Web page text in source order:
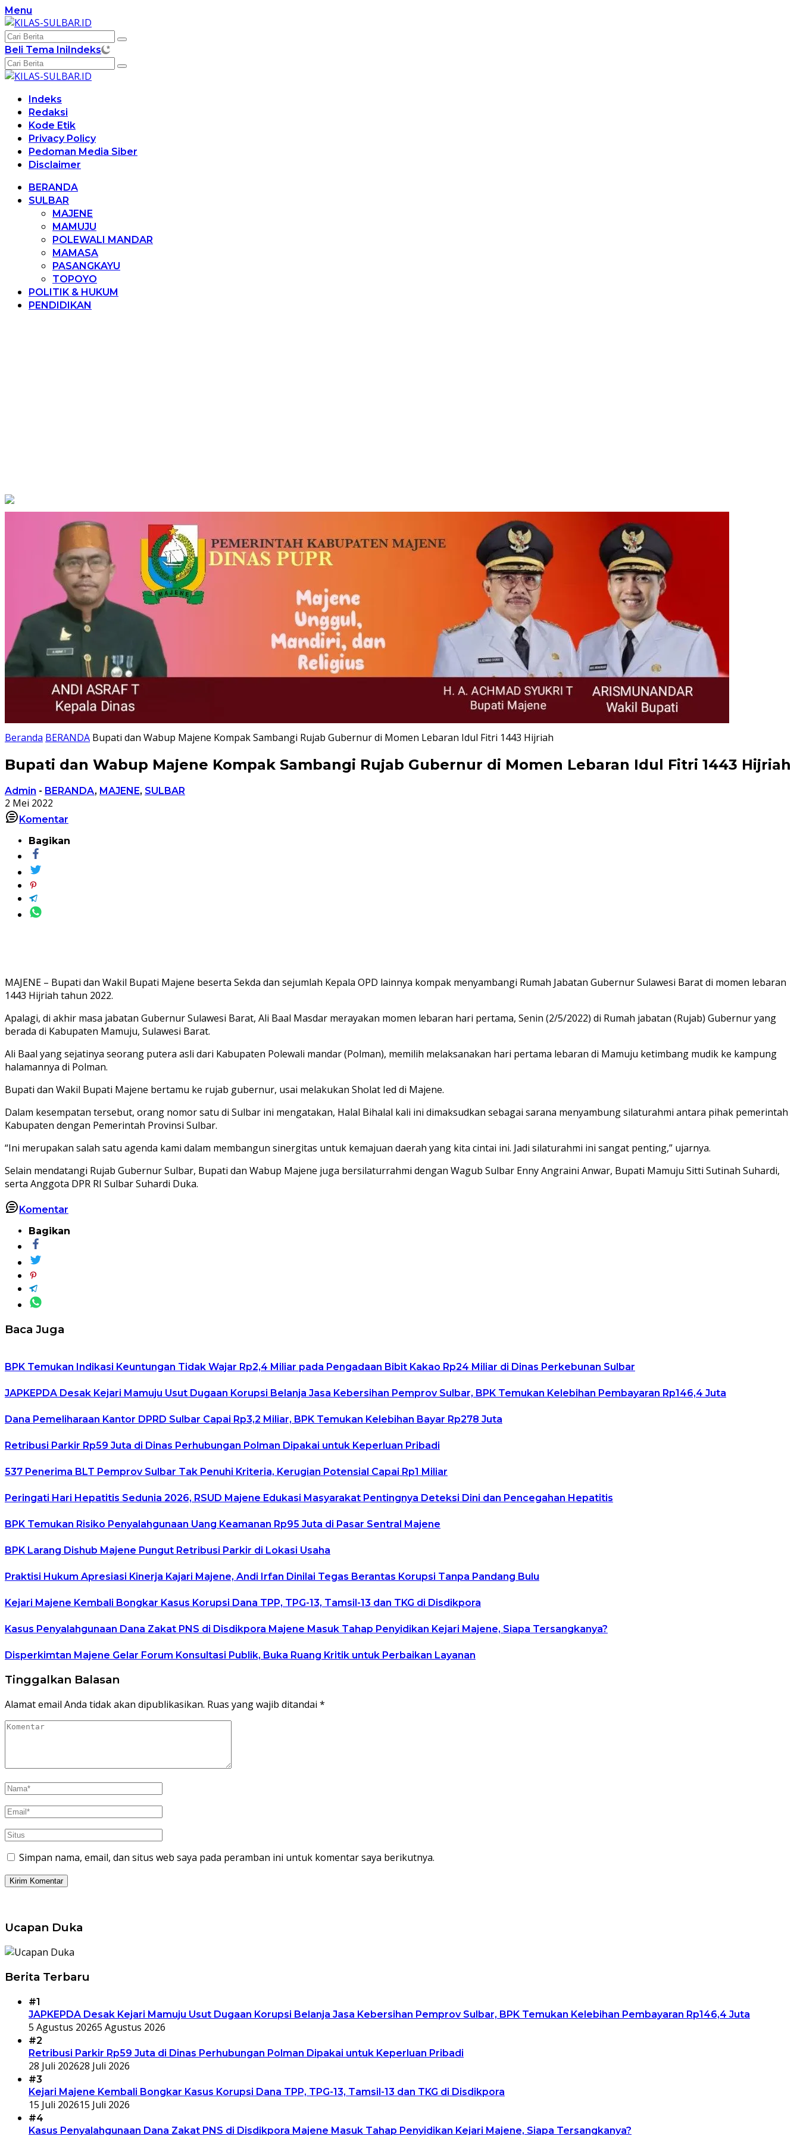
Langsung
ke
konten
Menu
Beli Tema IniIndeks
Indeks
Redaksi
Kode Etik
Privacy Policy
Pedoman Media Siber
Disclaimer
BERANDA
SULBAR
MAJENE
MAMUJU
POLEWALI MANDAR
MAMASA
PASANGKAYU
TOPOYO
POLITIK & HUKUM
PENDIDIKAN
Beranda BERANDA Bupati dan Wabup Majene Kompak Sambangi Rujab Gubernur di Momen Lebaran Idul Fitri 1443 Hijriah
Bupati dan Wabup Majene Kompak Sambangi Rujab Gubernur di Momen Lebaran Idul Fitri 1443 Hijriah
Admin - BERANDA, MAJENE, SULBAR
2 Mei 2022
Komentar
Bagikan
MAJENE – Bupati dan Wakil Bupati Majene beserta Sekda dan sejumlah Kepala OPD lainnya kompak menyambangi Rumah Jabatan Gubernur Sulawesi Barat di momen lebaran
1443 Hijriah tahun 2022.
Apalagi, di akhir masa jabatan Gubernur Sulawesi Barat, Ali Baal Masdar merayakan momen lebaran hari pertama, Senin (2/5/2022) di Rumah jabatan (Rujab) Gubernur yang
berada di Kabupaten Mamuju, Sulawesi Barat.
Ali Baal yang sejatinya seorang putera asli dari Kabupaten Polewali mandar (Polman), memilih melaksanakan hari pertama lebaran di Mamuju ketimbang mudik ke kampung
halamannya di Polman.
Bupati dan Wakil Bupati Majene bertamu ke rujab gubernur, usai melakukan Sholat Ied di Majene.
Dalam kesempatan tersebut, orang nomor satu di Sulbar ini mengatakan, Halal Bihalal kali ini dimaksudkan sebagai sarana menyambung silaturahmi antara pihak pemerintah
Kabupaten dengan Pemerintah Provinsi Sulbar.
“Ini merupakan salah satu agenda kami dalam membangun sinergitas untuk kemajuan daerah yang kita cintai ini. Jadi silaturahmi ini sangat penting,” ujarnya.
Selain mendatangi Rujab Gubernur Sulbar, Bupati dan Wabup Majene juga bersilaturrahmi dengan Wagub Sulbar Enny Angraini Anwar, Bupati Mamuju Sitti Sutinah Suhardi,
serta Anggota DPR RI Sulbar Suhardi Duka.
Komentar
Bagikan
Baca Juga
BPK Temukan Indikasi Keuntungan Tidak Wajar Rp2,4 Miliar pada Pengadaan Bibit Kakao Rp24 Miliar di Dinas Perkebunan Sulbar
JAPKEPDA Desak Kejari Mamuju Usut Dugaan Korupsi Belanja Jasa Kebersihan Pemprov Sulbar, BPK Temukan Kelebihan Pembayaran Rp146,4 Juta
Dana Pemeliharaan Kantor DPRD Sulbar Capai Rp3,2 Miliar, BPK Temukan Kelebihan Bayar Rp278 Juta
Retribusi Parkir Rp59 Juta di Dinas Perhubungan Polman Dipakai untuk Keperluan Pribadi
537 Penerima BLT Pemprov Sulbar Tak Penuhi Kriteria, Kerugian Potensial Capai Rp1 Miliar
Peringati Hari Hepatitis Sedunia 2026, RSUD Majene Edukasi Masyarakat Pentingnya Deteksi Dini dan Pencegahan Hepatitis
BPK Temukan Risiko Penyalahgunaan Uang Keamanan Rp95 Juta di Pasar Sentral Majene
BPK Larang Dishub Majene Pungut Retribusi Parkir di Lokasi Usaha
Praktisi Hukum Apresiasi Kinerja Kajari Majene, Andi Irfan Dinilai Tegas Berantas Korupsi Tanpa Pandang Bulu
Kejari Majene Kembali Bongkar Kasus Korupsi Dana TPP, TPG-13, Tamsil-13 dan TKG di Disdikpora
Kasus Penyalahgunaan Dana Zakat PNS di Disdikpora Majene Masuk Tahap Penyidikan Kejari Majene, Siapa Tersangkanya?
Disperkimtan Majene Gelar Forum Konsultasi Publik, Buka Ruang Kritik untuk Perbaikan Layanan
Tinggalkan Balasan
Alamat email Anda tidak akan dipublikasikan. Ruas yang wajib ditandai *
Simpan nama, email, dan situs web saya pada peramban ini untuk komentar saya berikutnya.
Ucapan Duka
Berita Terbaru
#1
JAPKEPDA Desak Kejari Mamuju Usut Dugaan Korupsi Belanja Jasa Kebersihan Pemprov Sulbar, BPK Temukan Kelebihan Pembayaran Rp146,4 Juta
5 Agustus 20265 Agustus 2026
#2
Retribusi Parkir Rp59 Juta di Dinas Perhubungan Polman Dipakai untuk Keperluan Pribadi
28 Juli 202628 Juli 2026
#3
Kejari Majene Kembali Bongkar Kasus Korupsi Dana TPP, TPG-13, Tamsil-13 dan TKG di Disdikpora
15 Juli 202615 Juli 2026
#4
Kasus Penyalahgunaan Dana Zakat PNS di Disdikpora Majene Masuk Tahap Penyidikan Kejari Majene, Siapa Tersangkanya?